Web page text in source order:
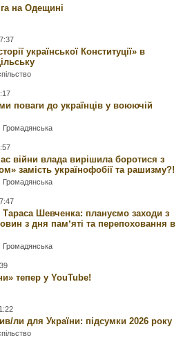
на Одещині
української Конституції» в
поваги до українців у воюючій
Громадянська
війни влада вирішила боротися з
замість українофобії та рашизму?!
Громадянська
Шевченка: плануємо заходи з
з дня памʼяті та перепоховання в
Громадянська
тепер у YouTube!
ли для України: підсумки 2026 року